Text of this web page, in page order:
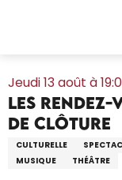
Jeudi 13 août à
Les Rendez-
de clôture
CULTURELLE
MUSIQUE
THÉÂTRE